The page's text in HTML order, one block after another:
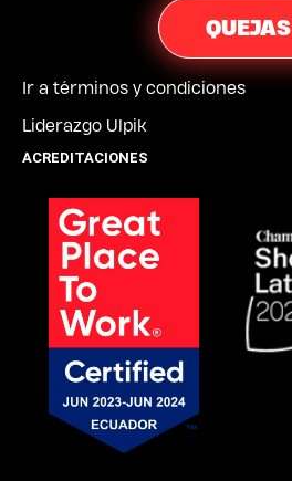
QUEJAS
Ir a términos y condiciones
Liderazgo Ulpik
ACREDITACIONES